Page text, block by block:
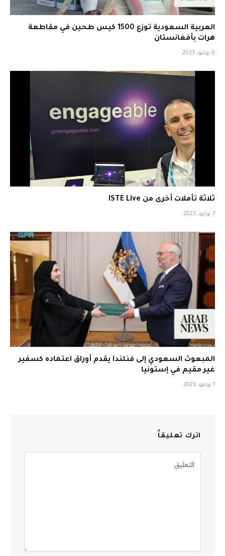
العربية السعودية توزع 1500 كيس طحين في مقاطعة
هرات بأفغانستان
8 يوليو، 2023
ثلاثة تأملات أخرى من ISTE Live
7 يوليو، 2023
المبعوث السعودي إلى فنلندا يقدم أوراق اعتماده كسفير
غير مقيم في إستونيا
7 يوليو، 2023
اترك تعليقاً